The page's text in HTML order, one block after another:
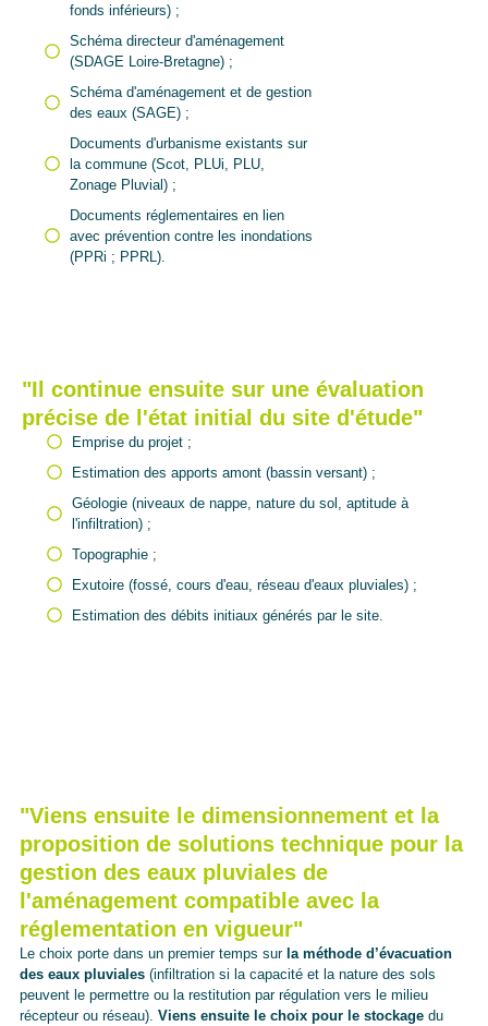
fonds inférieurs) ;
Schéma directeur d'aménagement
(SDAGE Loire-Bretagne) ;
Schéma d'aménagement et de gestion
des eaux (SAGE) ;
Documents d'urbanisme existants sur
la commune (Scot, PLUi, PLU,
Zonage Pluvial) ;
Documents réglementaires en lien
avec prévention contre les inondations
(PPRi ; PPRL).
"Il continue ensuite sur une évaluation
précise de l'état initial du site d'étude"
Emprise du projet ;
Estimation des apports amont (bassin versant) ;
Géologie (niveaux de nappe, nature du sol, aptitude à
l'infiltration) ;
Topographie ;
Exutoire (fossé, cours d'eau, réseau d'eaux pluviales) ;
Estimation des débits initiaux générés par le site.
"Viens ensuite le dimensionnement et la
proposition de solutions technique pour la
gestion des eaux pluviales de
l'aménagement compatible avec la
réglementation en vigueur"
Le choix porte dans un premier temps sur la méthode d’évacuation
des eaux pluviales (infiltration si la capacité et la nature des sols
peuvent le permettre ou la restitution par régulation vers le milieu
récepteur ou réseau). Viens ensuite le choix pour le stockage du